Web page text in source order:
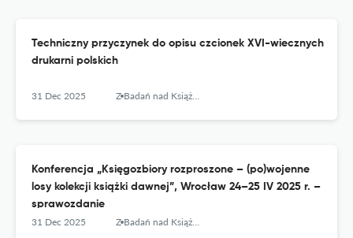
Techniczny przyczynek do opisu czcionek XVI-wiecznych
drukarni polskich
31 Dec 2025 Z Badań nad Książką i Księgozbiorami Historycznymi
Konferencja „Księgozbiory rozproszone – (po)wojenne
losy kolekcji książki dawnej”, Wrocław 24–25 IV 2025 r. –
sprawozdanie
31 Dec 2025 Z Badań nad Książką i Księgozbiorami Historycznymi